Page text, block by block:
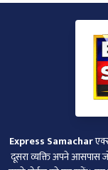
Express Samachar
दूसरा व्‍यक्ति अपने आसपास